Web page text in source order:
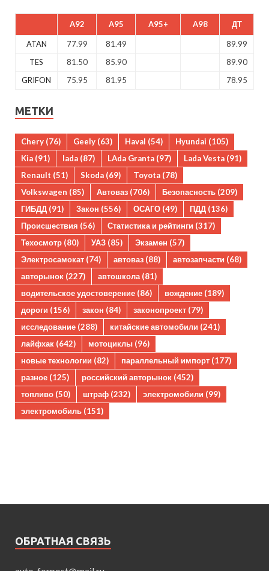
A92 A95 A95+ A98 ДТ
ATAN 77.99 81.49
89.99
TES
81.50 85.90
89.90
GRIFON
75.95 81.95 78.95
МЕТКИ
Chery (76) Geely (63) Haval (54) Hyundai (105)
Kia (91) lada (87) LAda Granta (97) Lada Vesta (91)
Renault (51) Skoda (69) Toyota (78)
Volkswagen (85) Автоваз (706) Безопасность (209)
ГИБДД (91) Закон (556) ОСАГО (49) ПДД (136)
Происшествия (56) Статистика и рейтинги (317)
Техосмотр (80) УАЗ (85) Экзамен (57)
Электросамокат (74) автоваз (88) автозапчасти (68)
авторынок (227) автошкола(81)
водительское удостоверение (86) вождение (189)
дороги (156) закон (84) законопроект (79)
исследование (288) китайские автомобили (241)
лайфхак (642) мотоциклы (96)
новые технологии (82) параллельный импорт (177)
разное (125) российский авторынок (452)
топливо (50) штраф (232) электромобили (99)
электромобиль (151)
ОБРАТНАЯ СВЯЗЬ